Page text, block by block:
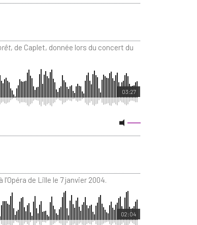
, de Caplet, donnée lors du concert du
03:27
de Lille le 7 janvier 2004.
02:04